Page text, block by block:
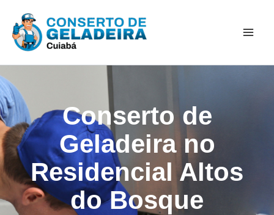
para
Conserto de
Geladeira no
Residencial Altos
do Bosque